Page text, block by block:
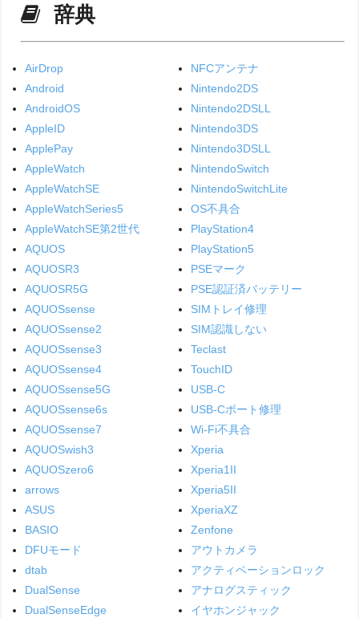
辞典
AirDrop
Android
AndroidOS
AppleID
ApplePay
AppleWatch
AppleWatchSE
AppleWatchSeries5
AppleWatchSE第2世代
AQUOS
AQUOSR3
AQUOSR5G
AQUOSsense
AQUOSsense2
AQUOSsense3
AQUOSsense4
AQUOSsense5G
AQUOSsense6s
AQUOSsense7
AQUOSwish3
AQUOSzero6
arrows
ASUS
BASIO
DFUモード
dtab
DualSense
DualSenseEdge
NFCアンテナ
Nintendo2DS
Nintendo2DSLL
Nintendo3DS
Nintendo3DSLL
NintendoSwitch
NintendoSwitchLite
OS不具合
PlayStation4
PlayStation5
PSEマーク
PSE認証済バッテリー
SIMトレイ修理
SIM認識しない
Teclast
TouchID
USB-C
USB-Cポート修理
Wi-Fi不具合
Xperia
Xperia1II
Xperia5II
XperiaXZ
Zenfone
アウトカメラ
アクティベーションロック
アナログスティック
イヤホンジャック